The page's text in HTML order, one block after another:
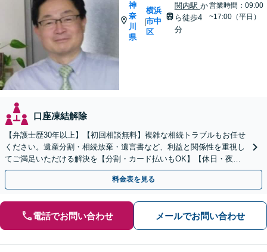
神
奈
川
県
|
横浜
市中
区
関内駅 か
ら徒歩4
分
営業時間：09:00
~17:00（平日）
口座凍結解除
【弁護士歴30年以上】【初回相談無料】複雑な相続トラブルもお任せ
ください。遺産分割・相続放棄・遺言書など、利益と関係性を重視し
てご満足いただける解決を【分割・カード払いもOK】【休日・夜間
面談可】【電話・メール・ビデオ面談可】【関内駅4分】
料金表を見る
電話でお問い合わせ メールでお問い合わせ